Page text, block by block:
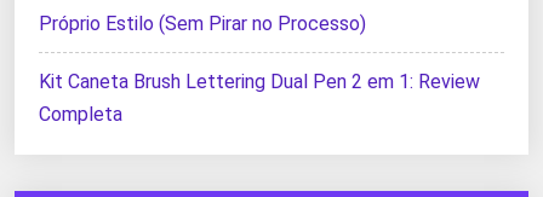
Próprio Estilo (Sem Pirar no Processo)
Kit Caneta Brush Lettering Dual Pen 2 em 1: Review
Completa